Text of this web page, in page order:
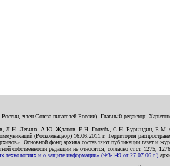
член Союза писателей России). Главный редактор:
Л.Н. Левина, А.Ю. Жданов, Е.Н. Голубь, С.Н. Бурындин, Б.М.
(Роскомнадзор) 16.06.2011 г. Территория
Основной фонд архива составляют публикации газет и
собственности редакции не относятся, согласно ст.ст. 1275,
и о защите информации» (ФЗ-149 от 27.07.06 г.)